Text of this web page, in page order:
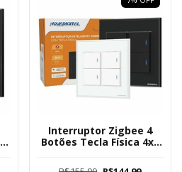
Interruptor Zigbee 4
Botões Tecla Física 4x4